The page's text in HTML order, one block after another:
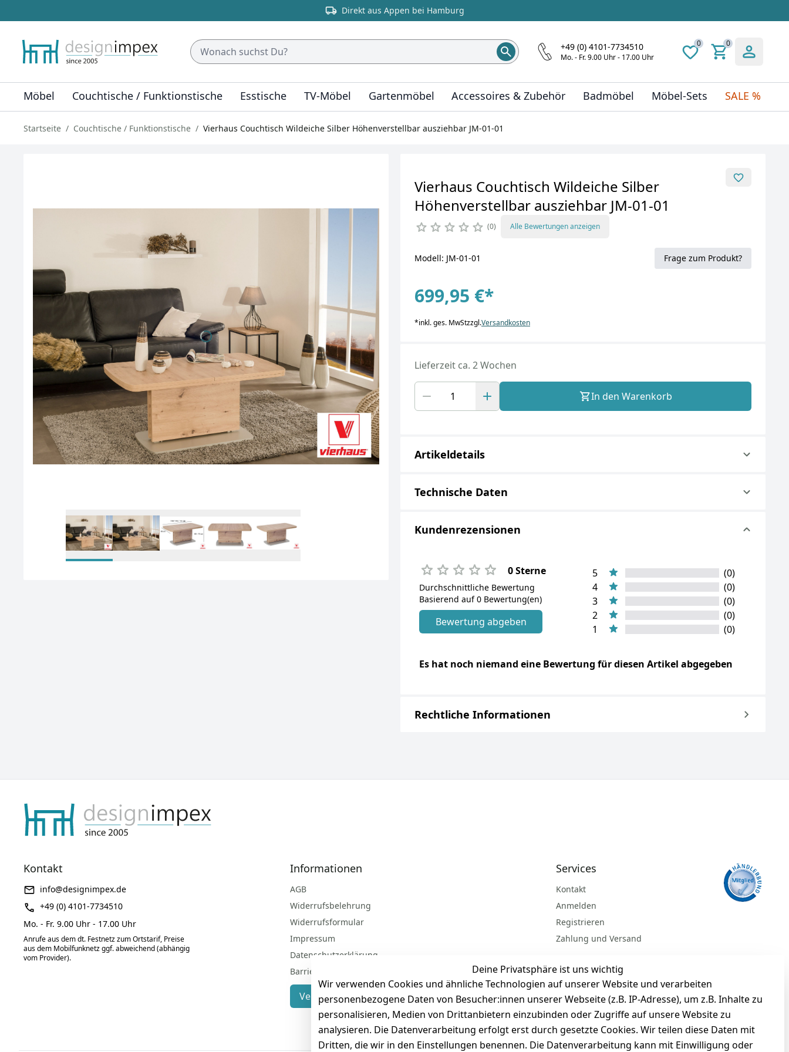
Direkt aus Appen bei Hamburg
+49 (0) 4101-7734510
Mo. - Fr. 9.00 Uhr - 17.00 Uhr
0 0
Möbel Couchtische / Funktionstische Esstische TV-Möbel Gartenmöbel Accessoires & Zubehör Badmöbel Möbel-Sets SALE %
Startseite Couchtische / Funktionstische Vierhaus Couchtisch Wildeiche Silber Höhenverstellbar ausziehbar JM-01-01
Vierhaus Couchtisch Wildeiche Silber
Höhenverstellbar ausziehbar JM-01-01
0 Alle Bewertungen anzeigen
Modell: JM-01-01 Frage zum Produkt?
699,95 €*
*inkl. ges. MwStzzgl.Versandkosten
Lieferzeit ca. 2 Wochen
In den Warenkorb
Artikeldetails
Technische Daten
Kundenrezensionen
0 Sterne
Durchschnittliche Bewertung
Basierend auf 0 Bewertung(en)
Bewertung abgeben
5
(0)
4
(0)
3
(0)
2
(0)
1
(0)
Es hat noch niemand eine Bewertung für diesen Artikel abgegeben
Rechtliche Informationen
Deine Privatsphäre ist uns wichtig
Wir verwenden Cookies und ähnliche Technologien auf unserer Website und verarbeiten
personenbezogene Daten von Besucher:innen unserer Webseite (z.B. IP-Adresse), um z.B. Inhalte zu
personalisieren, Medien von Drittanbietern einzubinden oder Zugriffe auf unsere Website zu
analysieren. Die Datenverarbeitung erfolgt erst durch gesetzte Cookies. Wir teilen diese Daten mit
Dritten, die wir in den Einstellungen benennen. Die Datenverarbeitung kann mit Einwilligung oder
Kontakt
info@designimpex.de
+49 (0) 4101-7734510
Mo. - Fr. 9.00 Uhr - 17.00 Uhr
Anrufe aus dem dt. Festnetz zum Ortstarif, Preise
aus dem Mobilfunknetz ggf. abweichend (abhängig
vom Provider).
Informationen
AGB
Widerrufsbelehrung
Widerrufsformular
Impressum
Datenschutzerklärung
Barrierefreiheitserklärung
Vertrag widerrufen
Services
Kontakt
Anmelden
Registrieren
Zahlung und Versand